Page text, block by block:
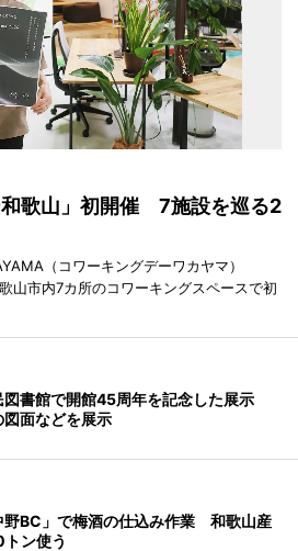
和歌山」初開催 7施設を巡る2
（コワーキングデーワカヤマ）
山市内7カ所のコワーキングスペースで初
図書館で開館45周年を記念した展示
面などを展示
野BC」で梅酒の仕込み作業 和歌山産
ン使う